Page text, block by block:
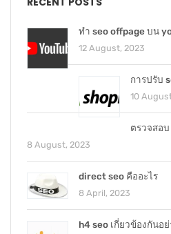
ทำ seo offpage บน
12 August, 2023
การปรับ
10
ตรวจสอ
8 August, 2023
direct seo คืออะไร
8 April, 2023
h4 seo เกี่ยวข้องกันอย่